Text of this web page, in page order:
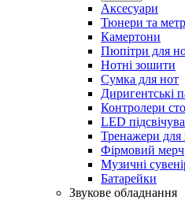
Аксесуари
Тюнери та
Камертони
Пюпітри для
Нотні зошити
Сумка для нот
Диригентські
Контролери
LED
Тренажери для
Фірмовий мерч
Музичні
Батарейки
Звукове обладнання